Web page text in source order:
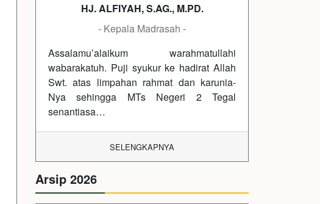
HJ. ALFIYAH, S.AG., M.PD.
- Kepala Madrasah -
Assalamu’alaikum warahmatullahi
wabarakatuh. Puji syukur ke hadirat Allah
Swt. atas limpahan rahmat dan karunia-
Nya sehingga MTs Negeri 2 Tegal
senantiasa…
SELENGKAPNYA
Arsip 2026